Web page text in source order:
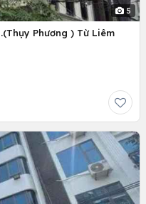
5
Phương ) Từ Liêm